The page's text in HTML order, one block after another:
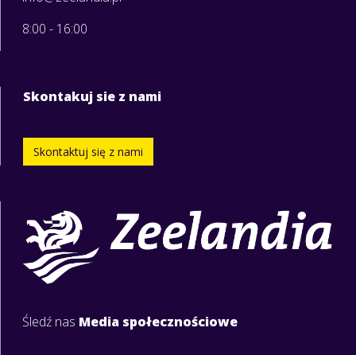
8:00 - 16:00
Skontakuj sie z nami
Skontaktuj się z nami
Śledź nas Media społecznościowe